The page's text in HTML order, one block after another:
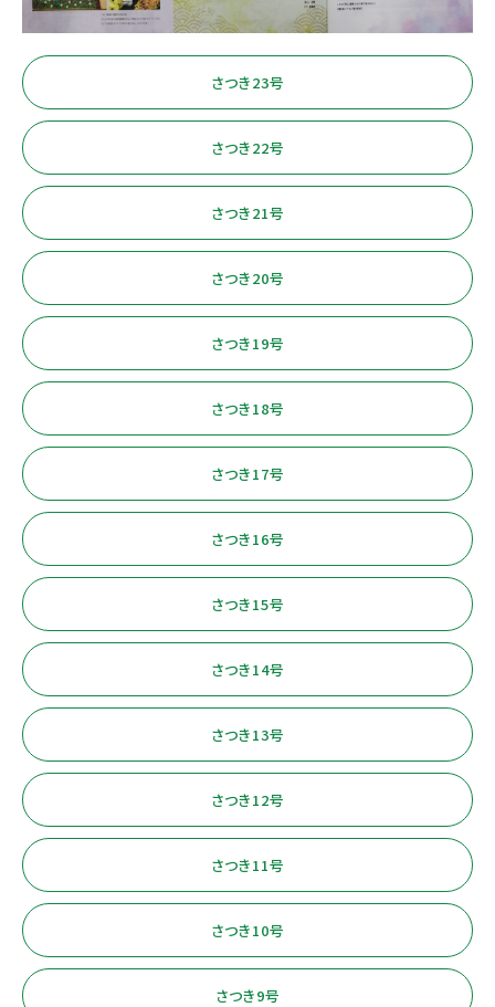
さつき23号
さつき22号
さつき21号
さつき20号
さつき19号
さつき18号
さつき17号
さつき16号
さつき15号
さつき14号
さつき13号
さつき12号
さつき11号
さつき10号
さつき9号